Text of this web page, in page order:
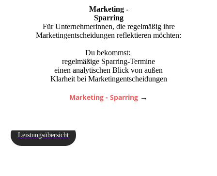
Marketing -
Sparring
Für Unternehmerinnen, die regelmäßig ihre
Marketingentscheidungen reflektieren möchten:
Du bekommst:
regelmäßige Sparring-Termine
einen analytischen Blick von außen
Klarheit bei Marketingentscheidungen
Marketing - Sparring →
Leistungsübersicht